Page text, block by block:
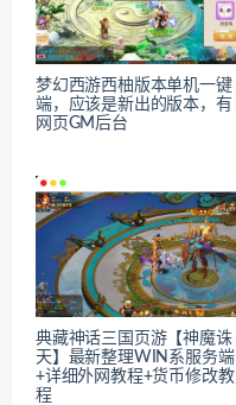
梦幻西游西柚版本单机一键
端，应该是新出的版本，有
网页GM后台
典藏神话三国页游【神魔诛
天】最新整理WIN系服务端
+详细外网教程+货币修改教
程